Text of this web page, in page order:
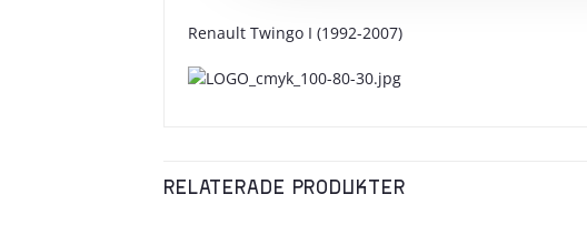
Renault Twingo I (1992-2007)
RELATERADE PRODUKTER